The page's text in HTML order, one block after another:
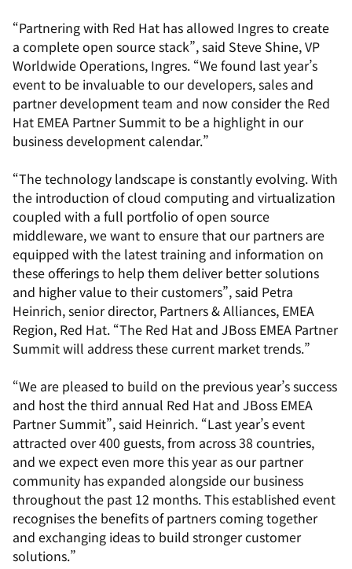
“Partnering with Red Hat has allowed Ingres to create
a complete open source stack”, said Steve Shine, VP
Worldwide Operations, Ingres. “We found last year’s
event to be invaluable to our developers, sales and
partner development team and now consider the Red
Hat EMEA Partner Summit to be a highlight in our
business development calendar.”
“The technology landscape is constantly evolving. With
the introduction of cloud computing and virtualization
coupled with a full portfolio of open source
middleware, we want to ensure that our partners are
equipped with the latest training and information on
these offerings to help them deliver better solutions
and higher value to their customers”, said Petra
Heinrich, senior director, Partners & Alliances, EMEA
Region, Red Hat. “The Red Hat and JBoss EMEA Partner
Summit will address these current market trends.”
“We are pleased to build on the previous year’s success
and host the third annual Red Hat and JBoss EMEA
Partner Summit”, said Heinrich. “Last year’s event
attracted over 400 guests, from across 38 countries,
and we expect even more this year as our partner
community has expanded alongside our business
throughout the past 12 months. This established event
recognises the benefits of partners coming together
and exchanging ideas to build stronger customer
solutions.”